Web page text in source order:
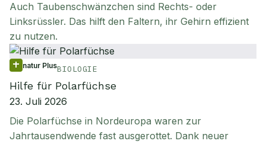
Auch Taubenschwänzchen sind Rechts- oder
Linksrüssler. Das hilft den Faltern, ihr Gehirn effizient
zu nutzen.
natur PlusBIOLOGIE
Hilfe für Polarfüchse
23. Juli 2026
Die Polarfüchse in Nordeuropa waren zur
Jahrtausendwende fast ausgerottet. Dank neuer